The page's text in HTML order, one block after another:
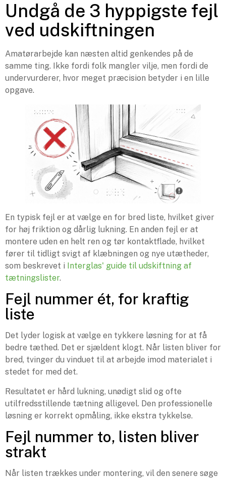
Undgå de 3 hyppigste fejl
ved udskiftningen
Amatørarbejde kan næsten altid genkendes på de
samme ting. Ikke fordi folk mangler vilje, men fordi de
undervurderer, hvor meget præcision betyder i en lille
opgave.
En typisk fejl er at vælge en for bred liste, hvilket giver
for høj friktion og dårlig lukning. En anden fejl er at
montere uden en helt ren og tør kontaktflade, hvilket
fører til tidligt svigt af klæbningen og nye utætheder,
som beskrevet i Interglas' guide til udskiftning af
tætningslister.
Fejl nummer ét, for kraftig
liste
Det lyder logisk at vælge en tykkere løsning for at få
bedre tæthed. Det er sjældent klogt. Når listen bliver for
bred, tvinger du vinduet til at arbejde imod materialet i
stedet for med det.
Resultatet er hård lukning, unødigt slid og ofte
utilfredsstillende tætning alligevel. Den professionelle
løsning er korrekt opmåling, ikke ekstra tykkelse.
Fejl nummer to, listen bliver
strakt
Når listen trækkes under montering, vil den senere søge